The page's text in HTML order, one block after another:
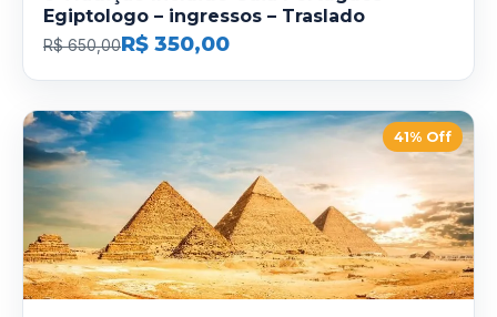
Egiptologo – ingressos – Traslado
R$ 650,00R$ 350,00
41% Off